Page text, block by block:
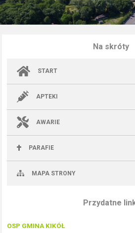
Na skróty
START
APTEKI
AWARIE
PARAFIE
MAPA STRONY
Przydatne
OSP GMINA KIKÓŁ